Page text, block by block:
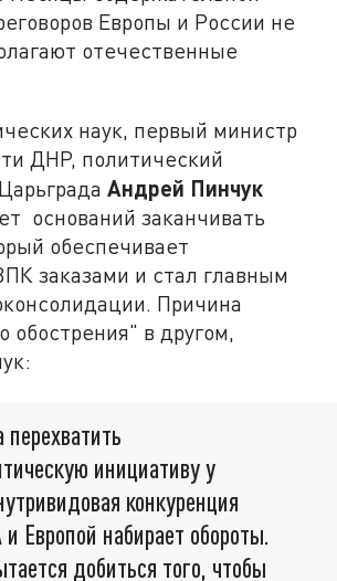
Европы и России не
отечественные
наук, первый министр
ДНР, политический
Андрей Пинчук
оснований заканчивать
обеспечивает
заказами и стал главным
Причина
обострения" в другом,
инициативу у
конкуренция
Европой набирает обороты.
добиться того, чтобы